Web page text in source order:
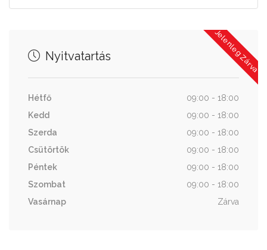
Jelenleg Zárva
Nyitvatartás
Hétfő
09:00 - 18:00
Kedd
09:00 - 18:00
Szerda
09:00 - 18:00
Csütörtök
09:00 - 18:00
Péntek
09:00 - 18:00
Szombat
09:00 - 18:00
Vasárnap
Zárva